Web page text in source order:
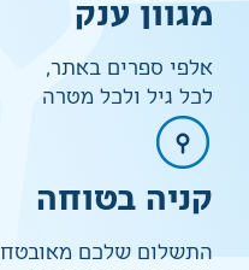
מגוון ענק
אלפי ספרים באתר,
לכל גיל ולכל מטרה
קניה בטוחה
התשלום שלכם מאובטח